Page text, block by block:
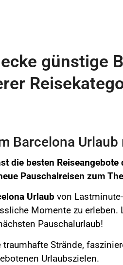
günstige
Barcelona
die besten
Pauschalreisen zum
Urlaub von
Momente zu
Pauschalurlaub!
traumhafte Strände,
Urlaubszielen.